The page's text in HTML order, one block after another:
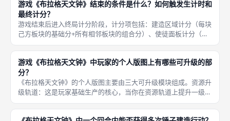
列奖励，
游戏《布拉格天文钟》结束的条件是什么？如何触发生计时和
最终计分？
游戏结束后进入终局计分阶段，计分项包括：建造区域计分（每块
己方板块的基础分+所有相邻板块的组合分）、使徒面板计分（已
放置使徒的行列提供高额 VP）、助手卡计分（根据助手标注的条
件，如每个相连板块计分）、精通轨道终局目标（越过中线后的公
共目标
游戏《布拉格天文钟》中玩家的个人版图上有哪些可升级的部
分？
《布拉格天文钟》的个人版图主要由三大可升级模块组成。资源升
级轨道：这是玩家基础生产的核心，当你在资源轨道上提升一级，
未来每次执行生产行动时，获得的资源种类和数量都会随之增加。
使徒面板：这是一个网格状区域，玩家将获取的使徒板块放置其